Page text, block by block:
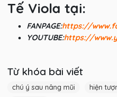
Tế Viola tại:
FANPAGE:https://
YOUTUBE:https://
Từ khóa bài viết
chú ý sau nâng mũi
hiện